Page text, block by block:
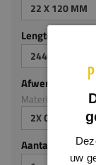
22 X 120 MM
Lengte (mm)
2440
Afwerking
Materiaal: MDF
2X GEGROND
Aantal stuks
uw